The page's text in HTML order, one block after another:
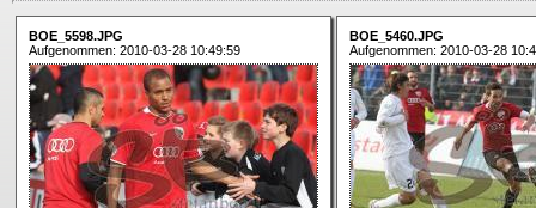
BOE_5598.JPG
Aufgenommen: 2010-03-28 10:49:59
BOE_5460.JPG
Aufgenommen: 2010-03-28